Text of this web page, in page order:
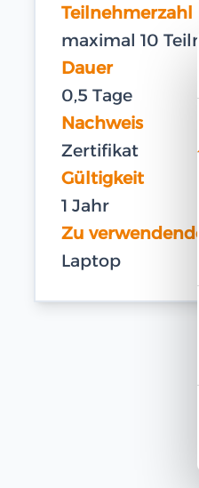
Teilnehmerzahl
maximal 10
Dauer
0,5 Tage
Nachweis
Zertifikat
Gültigkeit
1 Jahr
Zu
Laptop